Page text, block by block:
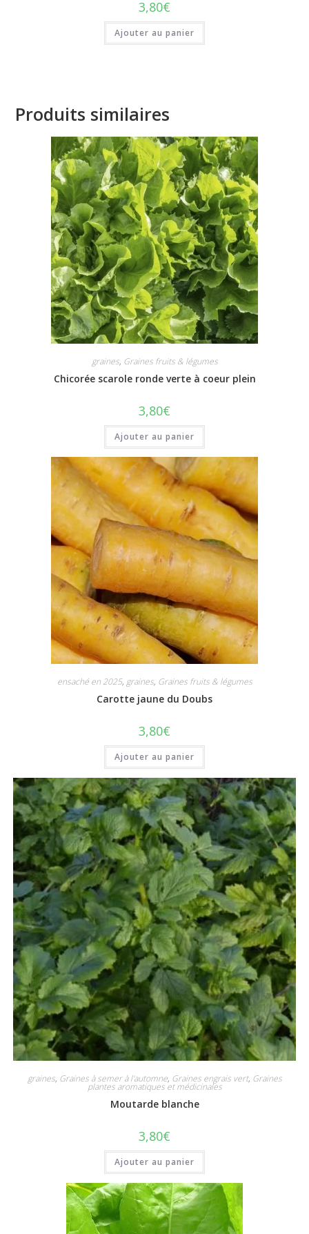
3,80€
Ajouter au panier
Produits similaires
graines, Graines fruits & légumes
Chicorée scarole ronde verte à coeur plein
3,80€
Ajouter au panier
ensaché en 2025, graines, Graines fruits & légumes
Carotte jaune du Doubs
3,80€
Ajouter au panier
graines, Graines à semer à l'automne, Graines engrais vert, Graines
plantes aromatiques et médicinales
Moutarde blanche
3,80€
Ajouter au panier